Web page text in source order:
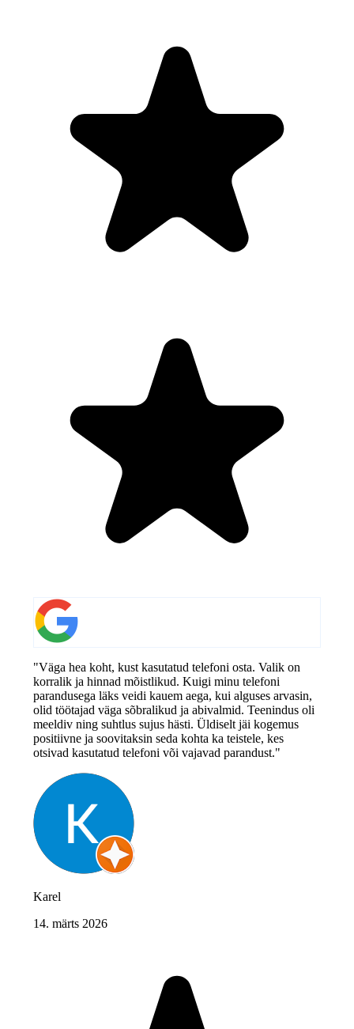
"Väga hea koht, kust kasutatud telefoni osta. Valik on
korralik ja hinnad mõistlikud. Kuigi minu telefoni
parandusega läks veidi kauem aega, kui alguses arvasin,
olid töötajad väga sõbralikud ja abivalmid. Teenindus oli
meeldiv ning suhtlus sujus hästi. Üldiselt jäi kogemus
positiivne ja soovitaksin seda kohta ka teistele, kes
otsivad kasutatud telefoni või vajavad parandust."
Karel
14. märts 2026